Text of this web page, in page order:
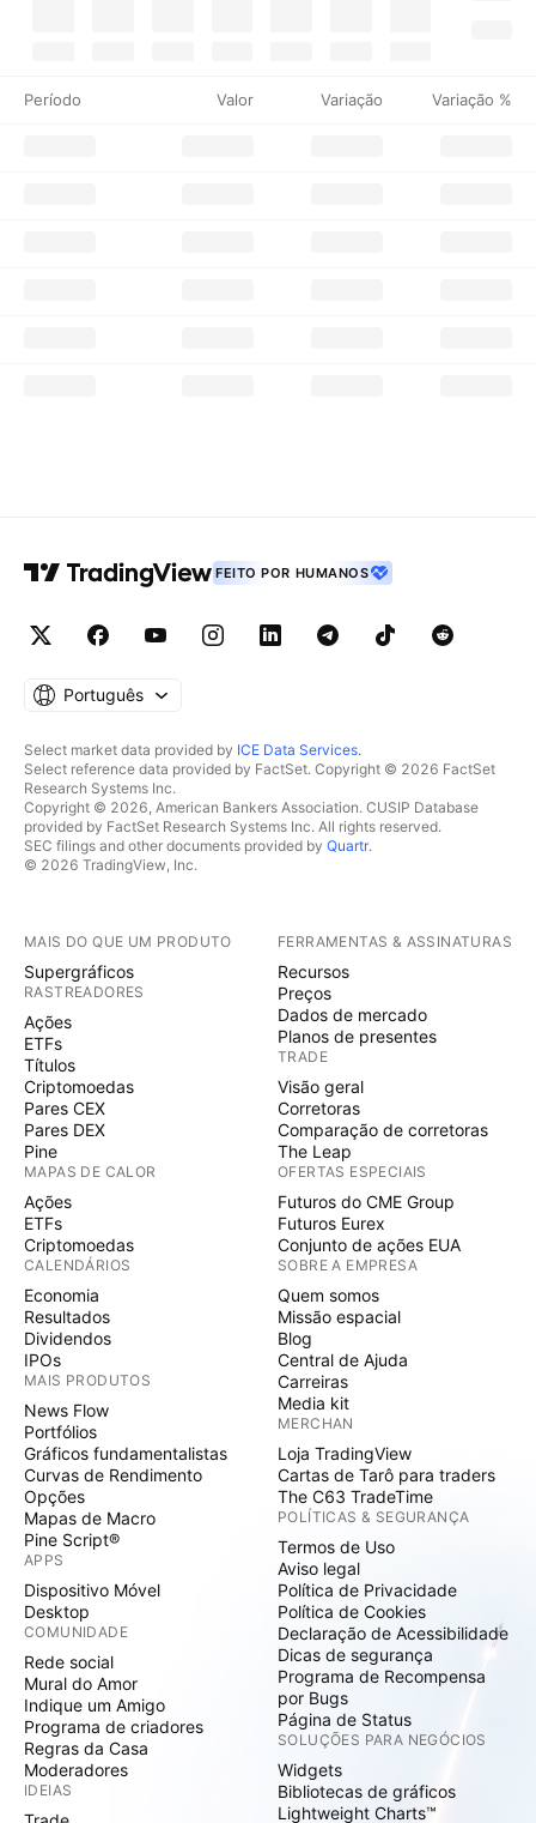
Período Valor Variação Variação %
FEITO POR HUMANOS
Português
Select market data provided by ICE Data Services.
Select reference data provided by FactSet. Copyright © 2026 FactSet
Research Systems Inc.
Copyright © 2026, American Bankers Association. CUSIP Database
provided by FactSet Research Systems Inc. All rights reserved.
SEC filings and other documents provided by Quartr.
© 2026 TradingView, Inc.
MAIS DO QUE UM PRODUTO
Supergráficos
RASTREADORES
Ações
ETFs
Títulos
Criptomoedas
Pares CEX
Pares DEX
Pine
MAPAS DE CALOR
Ações
ETFs
Criptomoedas
CALENDÁRIOS
Economia
Resultados
Dividendos
IPOs
MAIS PRODUTOS
News Flow
Portfólios
Gráficos fundamentalistas
Curvas de Rendimento
Opções
Mapas de Macro
Pine Script®
APPS
Dispositivo Móvel
Desktop
COMUNIDADE
Rede social
Mural do Amor
Indique um Amigo
Programa de criadores
Regras da Casa
Moderadores
IDEIAS
FERRAMENTAS & ASSINATURAS
Recursos
Preços
Dados de mercado
Planos de presentes
TRADE
Visão geral
Corretoras
Comparação de corretoras
The Leap
OFERTAS ESPECIAIS
Futuros do CME Group
Futuros Eurex
Conjunto de ações EUA
SOBRE A EMPRESA
Quem somos
Missão espacial
Blog
Central de Ajuda
Carreiras
Media kit
MERCHAN
Loja TradingView
Cartas de Tarô para traders
The C63 TradeTime
POLÍTICAS & SEGURANÇA
Termos de Uso
Aviso legal
Política de Privacidade
Política de Cookies
Declaração de Acessibilidade
Dicas de segurança
Programa de Recompensa
por Bugs
Página de Status
SOLUÇÕES PARA NEGÓCIOS
Widgets
Bibliotecas de gráficos
Lightweight Charts™